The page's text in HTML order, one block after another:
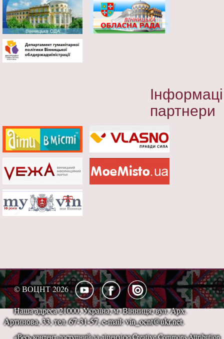
партнери
© ВОЦНТ 2026
Наша адреса 21000, Україна, м. Вінниця, вул. Арх.
Артинова, 33, тел. 67-31-57, e-mail: vin_ocnt@ukr.net.
«Весь контент доступний за ліцензією Creative Commons Attribution